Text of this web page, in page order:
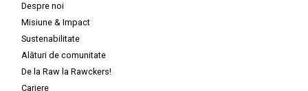
Despre noi
Misiune & Impact
Sustenabilitate
Alături de comunitate
De la Raw la Rawckers!
Cariere